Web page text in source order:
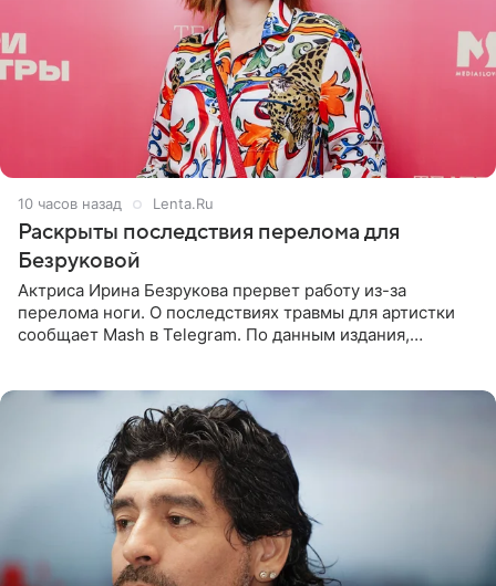
10 часов назад Lenta.Ru
Раскрыты последствия перелома для
Безруковой
Актриса Ирина Безрукова прервет работу из-за
перелома ноги. О последствиях травмы для артистки
сообщает Mash в Telegram. По данным издания,